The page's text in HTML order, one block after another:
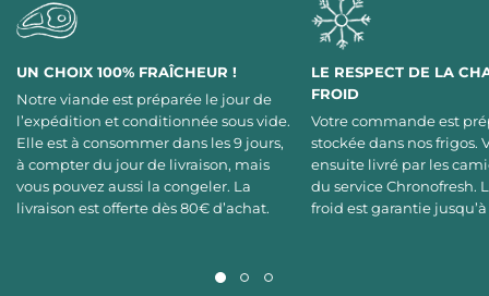
UN CHOIX 100% FRAÎCHEUR !
Notre viande est préparée le jour de
l’expédition et conditionnée sous vide.
Elle est à consommer dans les 9 jours,
à compter du jour de livraison, mais
vous pouvez aussi la congeler. La
livraison est offerte dès 80€ d’achat.
LE RESPECT DE LA
FROID
Votre commande est
stockée dans nos frigos.
ensuite livré par les
du service Chronofresh.
froid est garantie